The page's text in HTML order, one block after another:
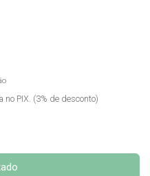
no PIX. (3% de desconto)